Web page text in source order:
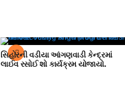
સિહોરની વડીયા આંગણવાડી કેન્દ્રમાં
લાઈવ રસોઈ શો કાર્યક્રમ યોજાયો.